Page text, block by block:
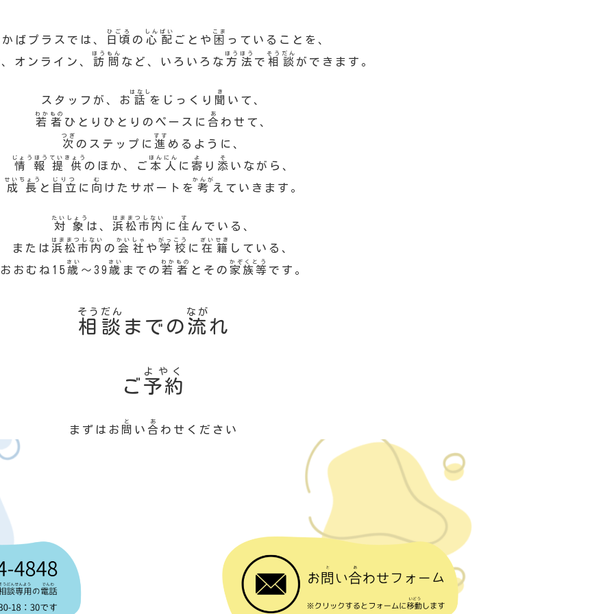
ばプラスでは、 日頃
ひごろ
の 心配
しんぱい
ごとや 困
こま
っていることを、
、オンライン、 訪問
ほうもん
など、いろいろな 方法
ほうほう
で 相談
そうだん
ができます。
スタッフが、お 話
はなし
をじっくり 聞
き
いて、
若者
わかもの
ひとりひとりのペースに 合
あ
わせて、
次
つぎ
のステップに 進
すす
めるように、
情報提供
じょうほうていきょう
のほか、ご 本人
ほんにん
に 寄
よ
り 添
そ
いながら、
成長
せいちょう
と 自立
じりつ
に 向
む
けたサポートを 考
かんが
えていきます。
対象
たいしょう
は、 浜松市内
はままつしない
に 住
す
んでいる、
または 浜松市内
はままつしない
の 会社
かいしゃ
や 学校
がっこう
に 在籍
ざいせき
している、
おおむね15 歳
さい
～39 歳
さい
までの 若者
わかもの
とその 家族等
かぞくとう
です。
相談
そうだん
までの 流
なが
れ
ご 予約
よやく
まずはお 問
と
い 合
あ
わせください